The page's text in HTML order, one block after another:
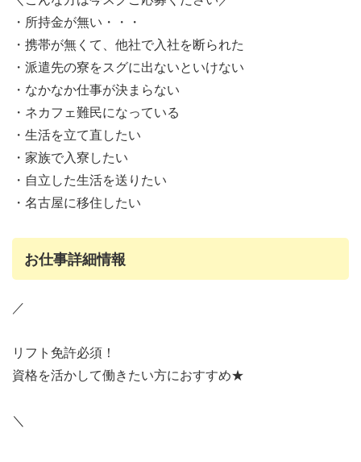
・所持金が無い・・・
・携帯が無くて、他社で入社を断られた
・派遣先の寮をスグに出ないといけない
・なかなか仕事が決まらない
・ネカフェ難民になっている
・生活を立て直したい
・家族で入寮したい
・自立した生活を送りたい
・名古屋に移住したい
お仕事詳細情報
／
リフト免許必須！
資格を活かして働きたい方におすすめ★
＼